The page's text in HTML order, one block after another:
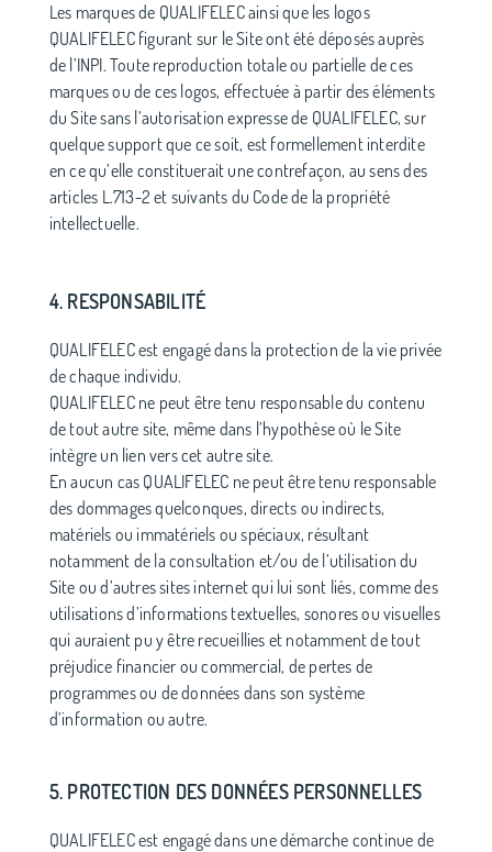
Les marques de QUALIFELEC ainsi que les logos
QUALIFELEC figurant sur le Site ont été déposés auprès
de l’INPI. Toute reproduction totale ou partielle de ces
marques ou de ces logos, effectuée à partir des éléments
du Site sans l’autorisation expresse de QUALIFELEC, sur
quelque support que ce soit, est formellement interdite
en ce qu’elle constituerait une contrefaçon, au sens des
articles L.713-2 et suivants du Code de la propriété
intellectuelle.
4. RESPONSABILITÉ
QUALIFELEC est engagé dans la protection de la vie privée
de chaque individu.
QUALIFELEC ne peut être tenu responsable du contenu
de tout autre site, même dans l’hypothèse où le Site
intègre un lien vers cet autre site.
En aucun cas QUALIFELEC ne peut être tenu responsable
des dommages quelconques, directs ou indirects,
matériels ou immatériels ou spéciaux, résultant
notamment de la consultation et/ou de l’utilisation du
Site ou d’autres sites internet qui lui sont liés, comme des
utilisations d’informations textuelles, sonores ou visuelles
qui auraient pu y être recueillies et notamment de tout
préjudice financier ou commercial, de pertes de
programmes ou de données dans son système
d’information ou autre.
5. PROTECTION DES DONNÉES PERSONNELLES
QUALIFELEC est engagé dans une démarche continue de